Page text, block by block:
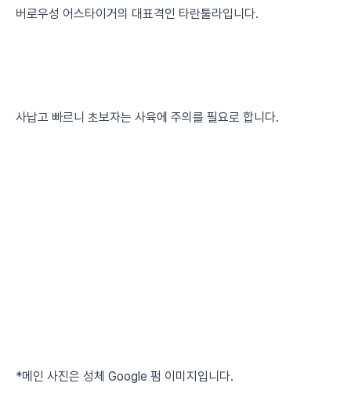
버로우성 어스타이거의 대표격인 타란툴라입니다.
사납고 빠르니 초보자는 사육에 주의를 필요로 합니다.
*메인 사진은 성체 Google 펌 이미지입니다.